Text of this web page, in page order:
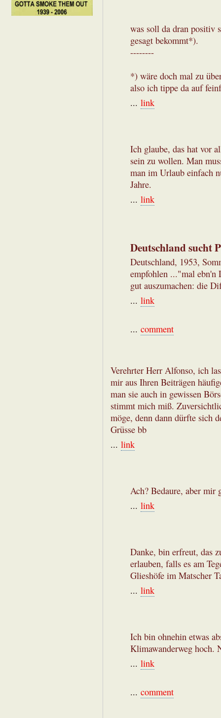
was soll da dran positiv
gesagt bekommt*).
--------
*) wäre doch mal zu
also ich tippe da auf
... link
Ich glaube, das hat vor
sein zu wollen. Man
man im Urlaub einfach
Jahre.
... link
Deutschland sucht
Deutschland, 1953,
empfohlen ..."mal ebn'n
gut auszumachen: die
... link
... comment
Verehrter Herr Alfonso, ich
mir aus Ihren Beiträgen
man sie auch in gewissen
stimmt mich miß.
möge, denn dann dürfte sich
Grüsse bb
... link
Ach? Bedaure, aber
... link
Danke, bin erfreut, das
erlauben, falls es am
Glieshöfe im Matscher
... link
Ich bin ohnehin etwas
Klimawanderweg hoch.
... link
... comment